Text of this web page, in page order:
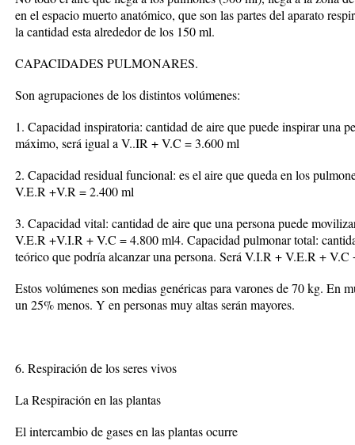
en el espacio muerto anatómico, que son las partes del aparato
la cantidad esta alrededor de los 150 ml.
CAPACIDADES PULMONARES.
Son agrupaciones de los distintos volúmenes:
1. Capacidad inspiratoria: cantidad de aire que puede inspirar una
máximo, será igual a V..IR + V.C = 3.600 ml
2. Capacidad residual funcional: es el aire que queda en los
V.E.R +V.R = 2.400 ml
3. Capacidad vital: cantidad de aire que una persona puede
V.E.R +V.I.R + V.C = 4.800 ml4. Capacidad pulmonar total:
teórico que podría alcanzar una persona. Será V.I.R + V.E.R +
Estos volúmenes son medias genéricas para varones de 70 kg. En
un 25% menos. Y en personas muy altas serán mayores.
6. Respiración de los seres vivos
La Respiración en las plantas
El intercambio de gases en las plantas ocurre